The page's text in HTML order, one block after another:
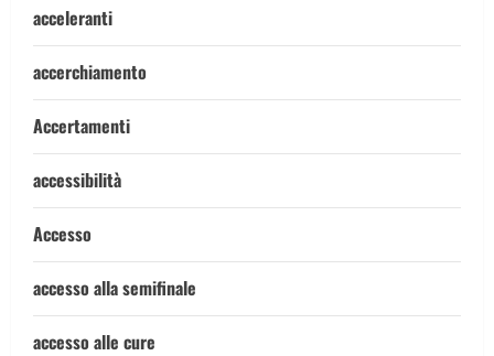
acceleranti
accerchiamento
Accertamenti
accessibilità
Accesso
accesso alla semifinale
accesso alle cure